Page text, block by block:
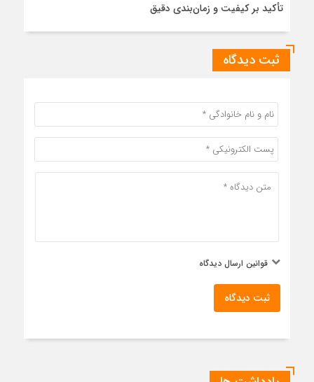
تأکید بر کیفیت و زمان‌بندی دقیق
ثبت دیدگاه
قوانین ارسال دیدگاه
ثبت دیدگاه